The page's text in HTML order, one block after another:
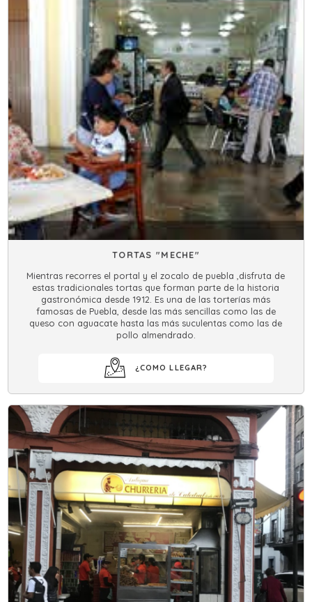
TORTAS "MECHE"
Mientras recorres el portal y el zocalo de puebla ,disfruta de
estas tradicionales tortas que forman parte de la historia
gastronómica desde 1912. Es una de las torterías más
famosas de Puebla, desde las más sencillas como las de
queso con aguacate hasta las más suculentas como las de
pollo almendrado.
¿COMO LLEGAR?